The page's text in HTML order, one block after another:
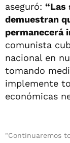
aseguró: “Las
demuestran
permanecerá
comunista
nacional en
tomando
implemente
económicas
"Continuaremos